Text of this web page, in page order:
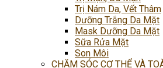
Trị Nám Da, Vết Thâm
Dưỡng Trắng Da Mặt
Mask Dưỡng Da Mặt
Sữa Rửa Mặt
Son Môi
CHĂM SÓC CƠ THỂ VÀ